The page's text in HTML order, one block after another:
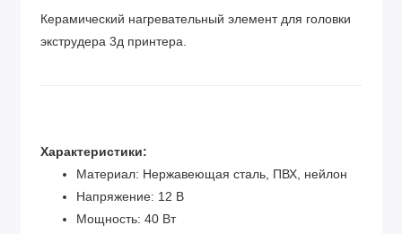
Керамический нагревательный элемент для головки
экструдера 3д принтера.
Характеристики:
Материал: Нержавеющая сталь, ПВХ, нейлон
Напряжение: 12 В
Мощность: 40 Вт